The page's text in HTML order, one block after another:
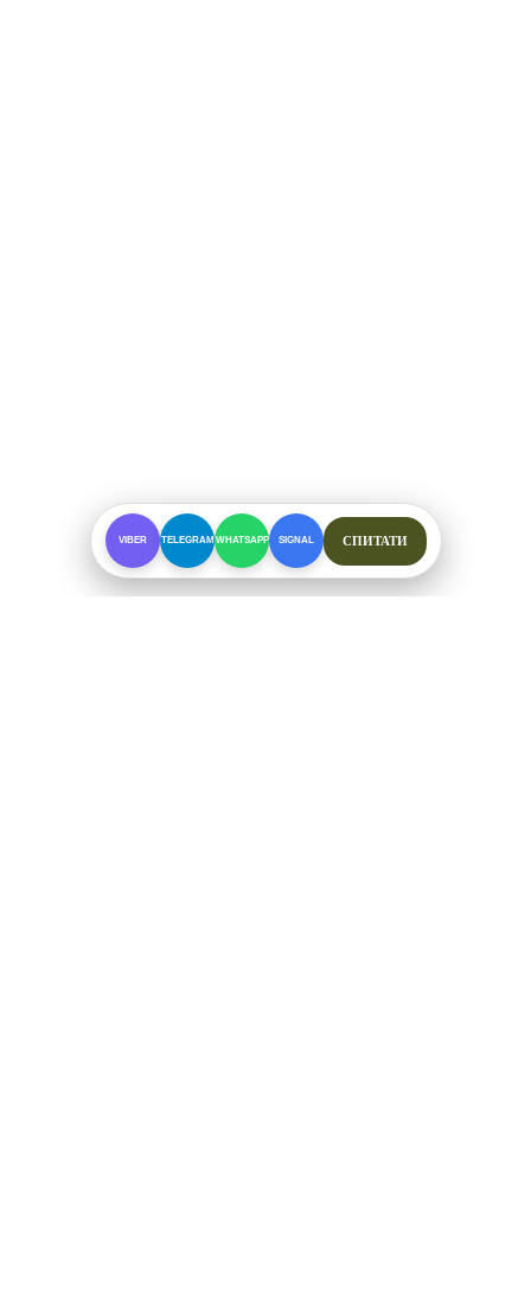
VIBER TELEGRAMWHATSAPP SIGNAL СПИТАТИ